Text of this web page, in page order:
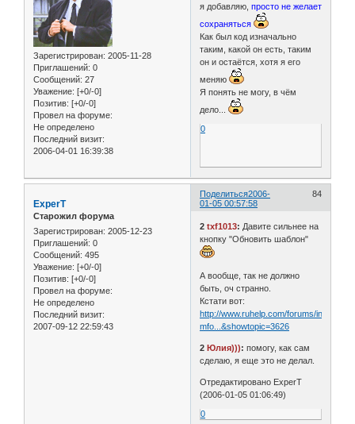
Зарегистрирован: 2005-11-28
Приглашений: 0
Сообщений: 27
Уважение: [+0/-0]
Позитив: [+0/-0]
Провел на форуме:
Не определено
Последний визит:
2006-04-01 16:39:38
я добавляю,просто не желает
сохраняться
Как был код изначально
таким, какой он есть, таким
он и остаётся, хотя я его
меняю
Я понять не могу, в чём
дело...
0
Поделиться 84
2006-
01-05 00:57:58
ExperT
Старожил форума
Зарегистрирован: 2005-12-23
Приглашений: 0
Сообщений: 495
Уважение: [+0/-0]
Позитив: [+0/-0]
Провел на форуме:
Не определено
Последний визит:
2007-09-12 22:59:43
2txf1013: Давите сильнее на
кнопку "Обновить шаблон"
А вообще, так не должно
быть, оч странно.
Кстати вот:
http://www.ruhelp.com/forums/
mfo...&showtopic=3626
2 Юлия))):помогу, как сам
сделаю, я еще это не делал.
Отредактировано ExperT
(2006-01-05 01:06:49)
0